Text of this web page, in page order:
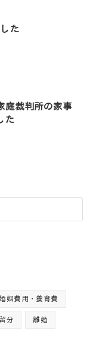
た
庭裁判所の家事
た
婚姻費用・養育費
分 離婚